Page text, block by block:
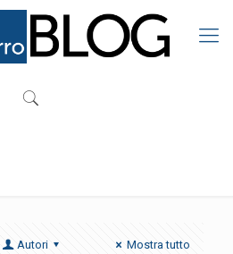
Autori Mostra tutto